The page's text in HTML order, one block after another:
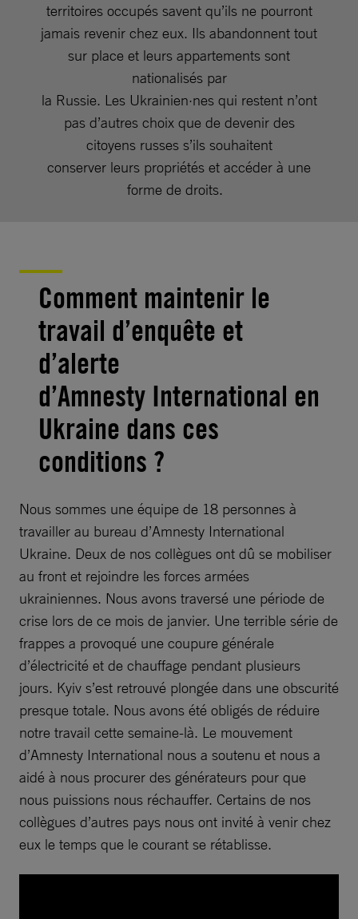
territoires occupés savent qu’ils ne pourront
jamais revenir chez eux. Ils abandonnent tout
sur place et leurs appartements sont
nationalisés par
la Russie. Les Ukrainien·nes qui restent n’ont
pas d’autres choix que de devenir des
citoyens russes s’ils souhaitent
conserver leurs propriétés et accéder à une
forme de droits.
Comment maintenir le
travail d’enquête et
d’alerte
d’Amnesty International en
Ukraine dans ces
conditions ?
Nous sommes une équipe de 18 personnes à
travailler au bureau d’Amnesty International
Ukraine. Deux de nos collègues ont dû se mobiliser
au front et rejoindre les forces armées
ukrainiennes. Nous avons traversé une période de
crise lors de ce mois de janvier. Une terrible série de
frappes a provoqué une coupure générale
d’électricité et de chauffage pendant plusieurs
jours. Kyiv s’est retrouvé plongée dans une obscurité
presque totale. Nous avons été obligés de réduire
notre travail cette semaine-là. Le mouvement
d’Amnesty International nous a soutenu et nous a
aidé à nous procurer des générateurs pour que
nous puissions nous réchauffer. Certains de nos
collègues d’autres pays nous ont invité à venir chez
eux le temps que le courant se rétablisse.